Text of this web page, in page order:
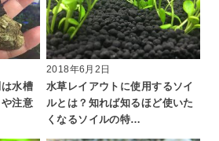
水槽
注意
2018年6月2日
水草レイアウトに使用するソイ
ルとは？知れば知るほど使いた
くなるソイルの特…